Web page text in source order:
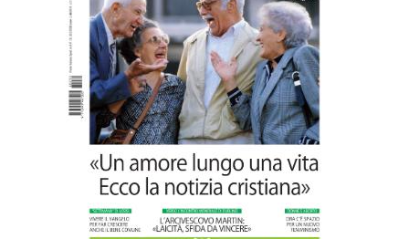
Paolo VI, un santo che canta la bellezza
della vita
6 Agosto 2026 Commenti disabilitati